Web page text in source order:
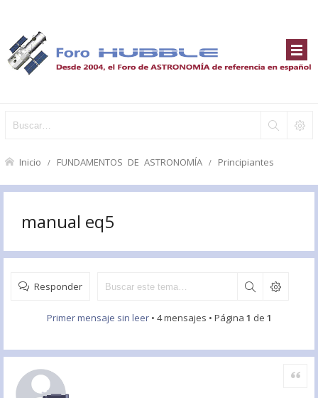
Inicio FUNDAMENTOS DE ASTRONOMÍA Principiantes
manual eq5
Responder
Primer mensaje sin leer• 4 mensajes • Página 1 de 1
Citar